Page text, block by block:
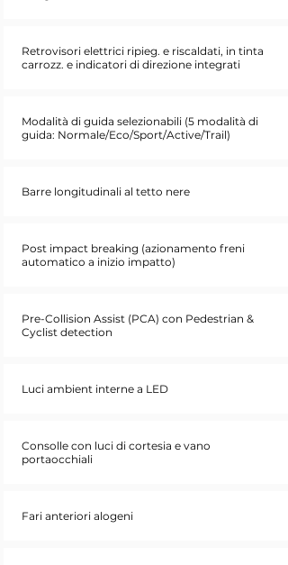
Retrovisori elettrici ripieg. e riscaldati, in tinta
carrozz. e indicatori di direzione integrati
Modalità di guida selezionabili (5 modalità di
guida: Normale/Eco/Sport/Active/Trail)
Barre longitudinali al tetto nere
Post impact breaking (azionamento freni
automatico a inizio impatto)
Pre-Collision Assist (PCA) con Pedestrian &
Cyclist detection
Luci ambient interne a LED
Consolle con luci di cortesia e vano
portaocchiali
Fari anteriori alogeni